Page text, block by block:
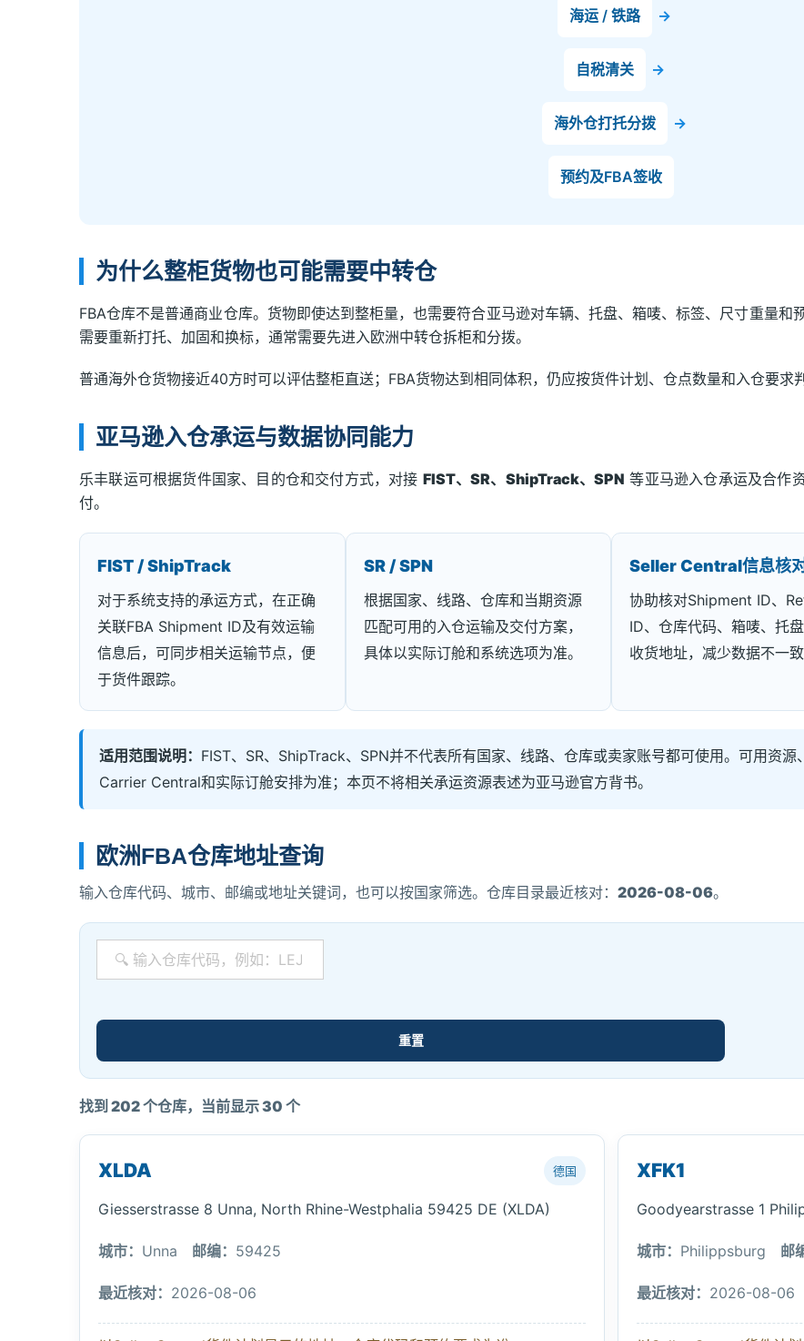
海运 / 铁路 →
自税清关 →
海外仓打托分拨 →
预约及FBA签收
为什么整柜货物也可能需要中转仓
FBA仓库不是普通商业仓库。货物即使达到整柜量，也需要符合亚马逊对车辆、托盘、箱唛、标签、尺寸重量
需要重新打托、加固和换标，通常需要先进入欧洲中转仓拆柜和分拨。
普通海外仓货物接近40方时可以评估整柜直送；FBA货物达到相同体积，仍应按货件计划、仓点数量和入仓要求
亚马逊入仓承运与数据协同能力
乐丰联运可根据货件国家、目的仓和交付方式，对接 FIST、SR、ShipTrack、SPN 等亚马逊入仓承运及合作
付。
FIST / ShipTrack
对于系统支持的承运方式，在正确
关联FBA Shipment ID及有效运输
信息后，可同步相关运输节点，便
于货件跟踪。
SR / SPN
根据国家、线路、仓库和当期资源
匹配可用的入仓运输及交付方案，
具体以实际订舱和系统选项为准。
Seller Central信息核
协助核对Shipment ID、
ID、仓库代码、箱唛、托
收货地址，减少数据不一致
适用范围说明： FIST、SR、ShipTrack、SPN并不代表所有国家、线路、仓库或卖家账号都可使用。可用资
Carrier Central和实际订舱安排为准；本页不将相关承运资源表述为亚马逊官方背书。
欧洲FBA仓库地址查询
输入仓库代码、城市、邮编或地址关键词，也可以按国家筛选。仓库目录最近核对： 2026-08-06。
重置
找到 202 个仓库，当前显示 30 个
XLDA 德国
Giesserstrasse 8 Unna, North Rhine-Westphalia 59425 DE (XLDA)
城市： Unna 邮编： 59425
最近核对： 2026-08-06
XFK1
Goodyearstrasse 1
城市： Philippsburg 邮
最近核对： 2026-08-06